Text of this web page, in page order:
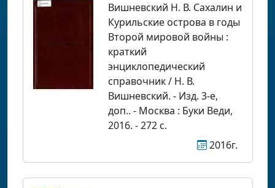
Вишневский Н. В. Сахалин и
Курильские острова в годы
Второй мировой войны :
краткий
энциклопедический
справочник / Н. В.
Вишневский. - Изд. 3-е,
доп.. - Москва : Буки Веди,
2016. - 272 с.
2016г.